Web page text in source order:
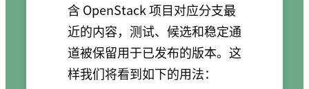
含 OpenStack 项目对应分支最
近的内容，测试、候选和稳定通
道被保留用于已发布的版本。这
样我们将看到如下的用法：